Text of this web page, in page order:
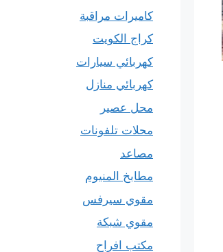
كاميرات مراقبة
كراج الكويت
كهربائي سيارات
كهربائي منازل
محل عصير
محلات تلفونات
مصاعد
مطابخ المنيوم
مقوي سيرفس
مقوي شبكة
مكتب افراح